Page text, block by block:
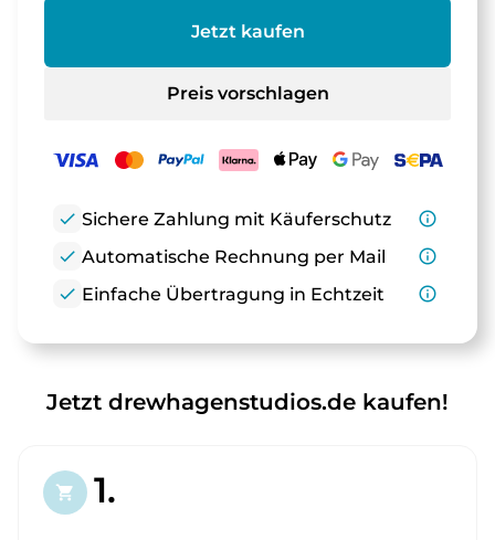
Jetzt kaufen
Preis vorschlagen
check Sichere Zahlung mit Käuferschutz
info_outline
check Automatische Rechnung per Mail
info_outline
check Einfache Übertragung in Echtzeit info_outline
Jetzt drewhagenstudios.de kaufen!
shopping_cart 1.